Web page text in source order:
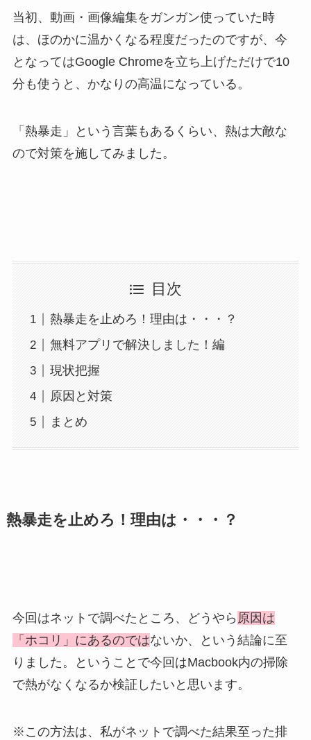
当初、動画・画像編集をガンガン使っていた時
は、ほのかに温かくなる程度だったのですが、今
となってはGoogle Chromeを立ち上げただけで10
分も使うと、かなりの高温になっている。
「熱暴走」という言葉もあるくらい、熱は大敵な
ので対策を施してみました。
目次
熱暴走を止めろ！理由は・・・？
無料アプリで解決しました！編
現状把握
原因と対策
まとめ
熱暴走を止めろ！理由は・・・？
今回はネットで調べたところ、どうやら 原因は
「ホコリ」にあるのではないか、という結論に至
りました。ということで今回はMacbook内の掃除
で熱がなくなるか検証したいと思います。
※この方法は、私がネットで調べた結果至った排